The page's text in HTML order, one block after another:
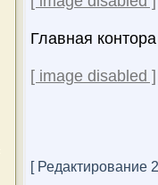
Главная
[ image disabled ]
[ Редактирование